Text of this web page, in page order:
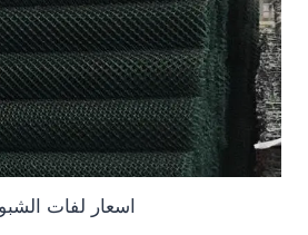
اسعار لفات